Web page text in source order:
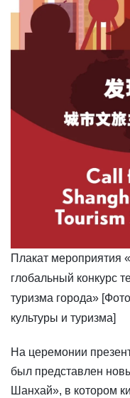
Плакат мероприятия
глобальный конкурс
туризма города»
культуры и туризма]
​На церемонии
был представлен
Шанхай», в котором